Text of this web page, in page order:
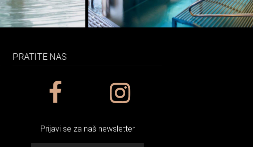
PRATITE NAS
Prijavi se za naš newsletter